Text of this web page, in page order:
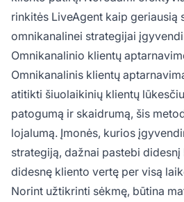
rinkitės LiveAgent kaip geriausią
omnikanalinei strategijai
Omnikanalinio klientų
Omnikanalinis klientų
atitikti šiuolaikinių klientų
patogumą ir skaidrumą, šis
lojalumą. Įmonės, kurios
strategiją, dažnai pastebi
didesnę kliento vertę per visą
Norint užtikrinti sėkmę, būtina